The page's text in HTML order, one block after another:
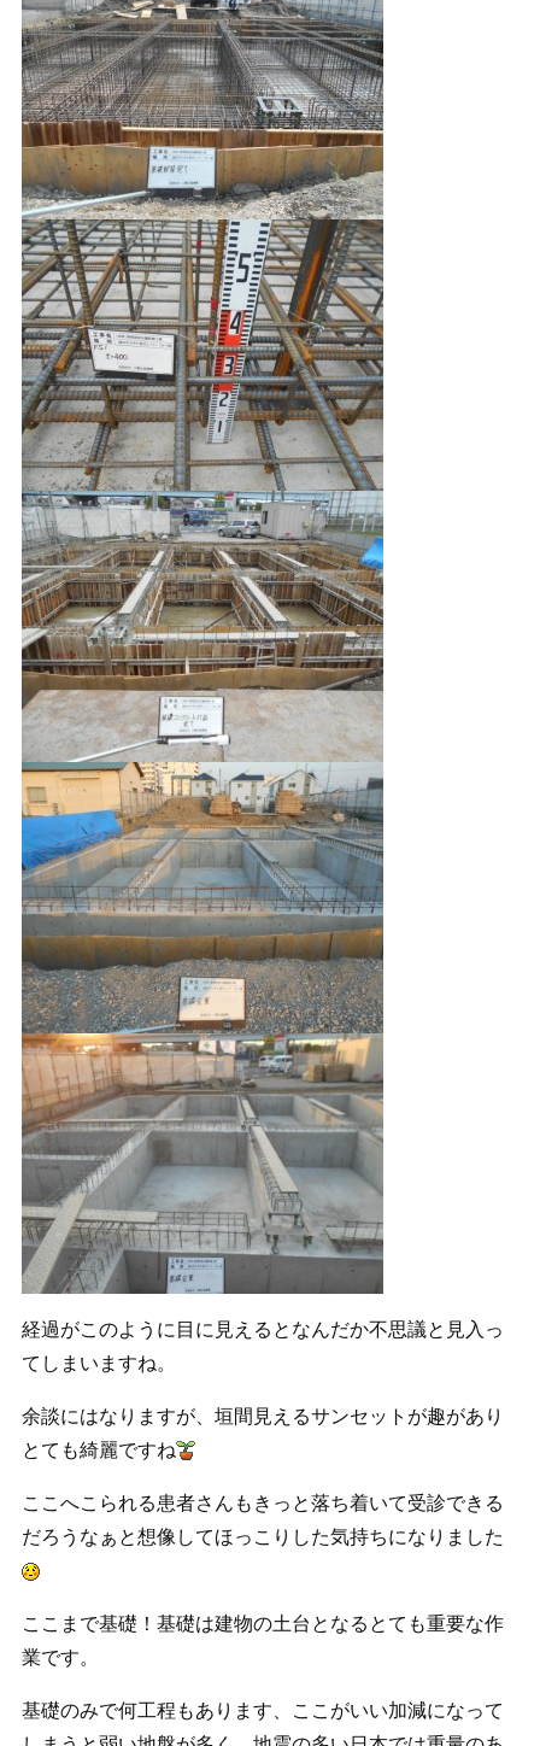
経過がこのように目に見えるとなんだか不思議と見入っ
てしまいますね。
余談にはなりますが、垣間見えるサンセットが趣があり
とても綺麗ですね
ここへこられる患者さんもきっと落ち着いて受診できる
だろうなぁと想像してほっこりした気持ちになりました
ここまで基礎！基礎は建物の土台となるとても重要な作
業です。
基礎のみで何工程もあります、ここがいい加減になって